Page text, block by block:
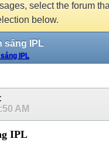
select the forum
below.
sáng IPL
IPL
AM
IPL